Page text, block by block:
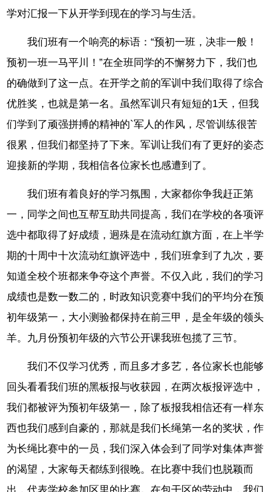
学对汇报一下从开学到现在的学习与生活。
我们班有一个响亮的标语：“预初一班，决非一般！
预初一班一马平川！”在全班同学的不懈努力下，我们也
的确做到了这一点。在开学之前的军训中我们取得了综合
优胜奖，也就是第一名。虽然军训只有短短的1天，但我
们学到了顽强拼搏的精神的`军人的作风，尽管训练很苦
很累，但我们都坚持了下来。军训让我们有了更好的姿态
迎接新的学期，我相信各位家长也感遭到了。
我们班有着良好的学习氛围，大家都你争我赶正第
一，同学之间也互帮互助共同提高，我们在学校的各项评
选中都取得了好成绩，迥殊是在流动红旗方面，在上半学
期的十周中十次流动红旗评选中，我们班拿到了九次，要
知道全校个班都来争夺这个声誉。不仅入此，我们的学习
成绩也是数一数二的，时政知识竞赛中我们的平均分在预
初年级第一，大小测验都保持在前三甲，是全年级的领头
羊。九月份预初年级的六节公开课我班包揽了三节。
我们不仅学习优秀，而且多才多艺，各位家长也能够
回头看看我们班的黑板报与收获园，在两次板报评选中，
我们都被评为预初年级第一，除了板报我相信还有一样东
西也我们感到自豪的，那就是我们长绳第一名的奖状，作
为长绳比赛中的一员，我们深入体会到了同学对集体声誉
的渴望，大家每天都练到很晚。在比赛中我们也脱颖而